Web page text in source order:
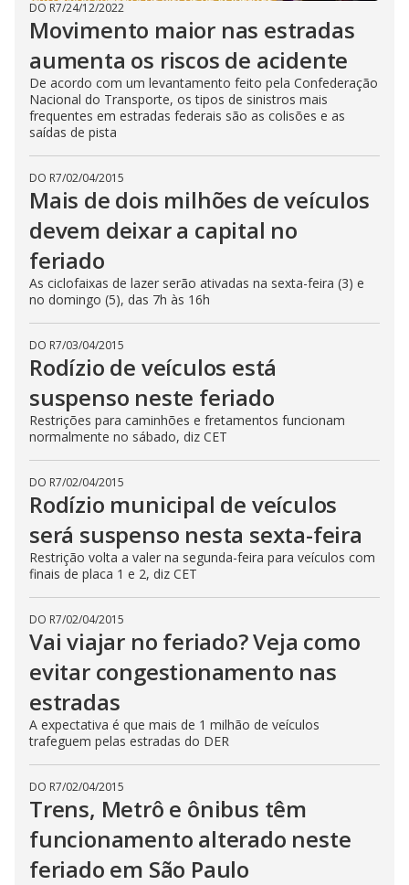
DO R7/24/12/2022
Movimento maior nas estradas
aumenta os riscos de acidente
De acordo com um levantamento feito pela Confederação
Nacional do Transporte, os tipos de sinistros mais
frequentes em estradas federais são as colisões e as
saídas de pista
DO R7/02/04/2015
Mais de dois milhões de veículos
devem deixar a capital no
feriado
As ciclofaixas de lazer serão ativadas na sexta-feira (3) e
no domingo (5), das 7h às 16h
DO R7/03/04/2015
Rodízio de veículos está
suspenso neste feriado
Restrições para caminhões e fretamentos funcionam
normalmente no sábado, diz CET
DO R7/02/04/2015
Rodízio municipal de veículos
será suspenso nesta sexta-feira
Restrição volta a valer na segunda-feira para veículos com
finais de placa 1 e 2, diz CET
DO R7/02/04/2015
Vai viajar no feriado? Veja como
evitar congestionamento nas
estradas
A expectativa é que mais de 1 milhão de veículos
trafeguem pelas estradas do DER
DO R7/02/04/2015
Trens, Metrô e ônibus têm
funcionamento alterado neste
feriado em São Paulo